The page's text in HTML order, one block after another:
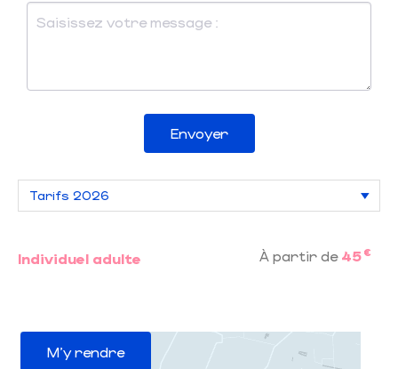
Envoyer
Individuel adulte À partir de 45 €
M'y rendre